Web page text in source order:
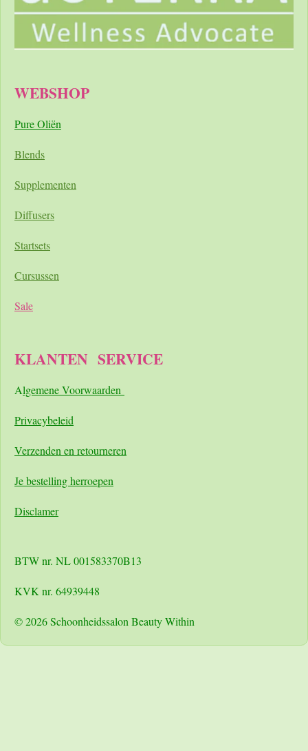
WEBSHOP
Pure Oliën
Blends
Supplementen
Diffusers
Startsets
Cursussen
Sale
KLANTEN SERVICE
Algemene Voorwaarden
Privacybeleid
Verzenden en retourneren
Je bestelling herroepen
Disclamer
BTW nr. NL 001583370B13
KVK nr. 64939448
© 2026 Schoonheidssalon Beauty Within